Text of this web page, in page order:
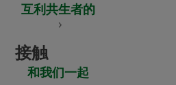
互利共生者的
接触
和我们一起